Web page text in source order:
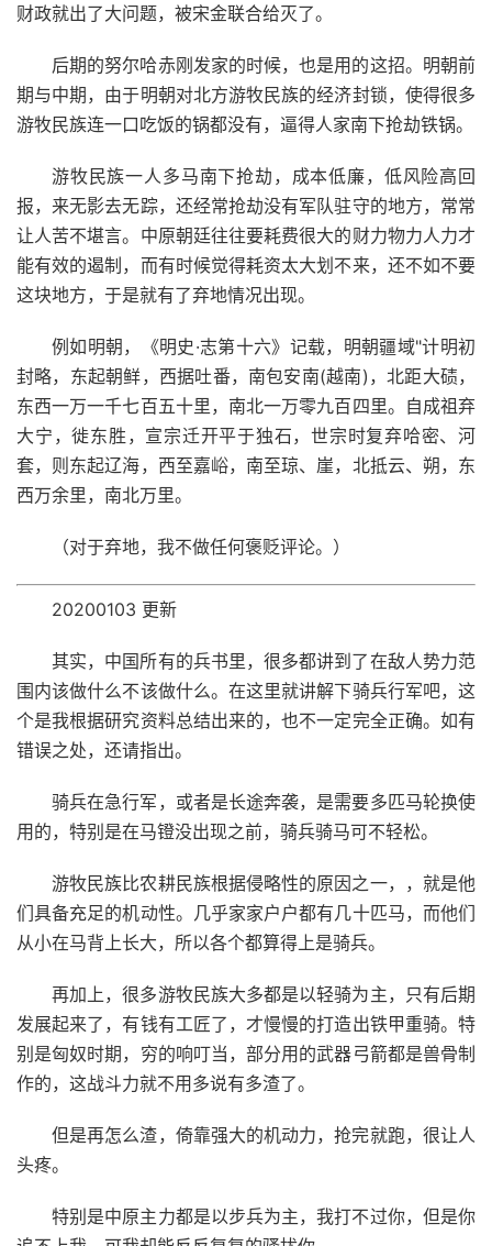
财政就出了大问题，被宋金联合给灭了。
后期的努尔哈赤刚发家的时候，也是用的这招。明朝前
期与中期，由于明朝对北方游牧民族的经济封锁，使得很多
游牧民族连一口吃饭的锅都没有，逼得人家南下抢劫铁锅。
游牧民族一人多马南下抢劫，成本低廉，低风险高回
报，来无影去无踪，还经常抢劫没有军队驻守的地方，常常
让人苦不堪言。中原朝廷往往要耗费很大的财力物力人力才
能有效的遏制，而有时候觉得耗资太大划不来，还不如不要
这块地方，于是就有了弃地情况出现。
例如明朝，《明史·志第十六》记载，明朝疆域"计明初
封略，东起朝鲜，西据吐番，南包安南(越南)，北距大碛，
东西一万一千七百五十里，南北一万零九百四里。自成祖弃
大宁，徙东胜，宣宗迁开平于独石，世宗时复弃哈密、河
套，则东起辽海，西至嘉峪，南至琼、崖，北抵云、朔，东
西万余里，南北万里。
（对于弃地，我不做任何褒贬评论。）
20200103 更新
其实，中国所有的兵书里，很多都讲到了在敌人势力范
围内该做什么不该做什么。在这里就讲解下骑兵行军吧，这
个是我根据研究资料总结出来的，也不一定完全正确。如有
错误之处，还请指出。
骑兵在急行军，或者是长途奔袭，是需要多匹马轮换使
用的，特别是在马镫没出现之前，骑兵骑马可不轻松。
游牧民族比农耕民族根据侵略性的原因之一，，就是他
们具备充足的机动性。几乎家家户户都有几十匹马，而他们
从小在马背上长大，所以各个都算得上是骑兵。
再加上，很多游牧民族大多都是以轻骑为主，只有后期
发展起来了，有钱有工匠了，才慢慢的打造出铁甲重骑。特
别是匈奴时期，穷的响叮当，部分用的武器弓箭都是兽骨制
作的，这战斗力就不用多说有多渣了。
但是再怎么渣，倚靠强大的机动力，抢完就跑，很让人
头疼。
特别是中原主力都是以步兵为主，我打不过你，但是你